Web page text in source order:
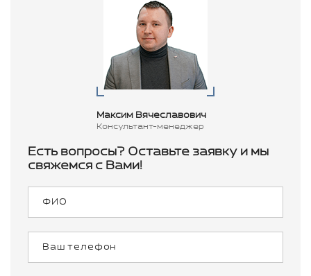
Максим Вячеславович
Консультант-менеджер
Есть вопросы? Оставьте заявку и мы
свяжемся с Вами!